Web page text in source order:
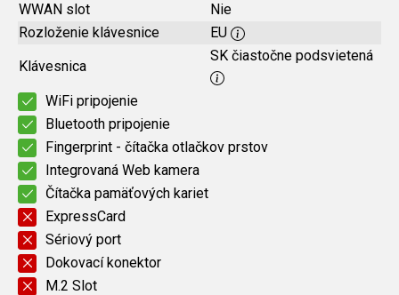
WWAN slot
Nie
Rozloženie klávesnice
EU
Klávesnica
SK čiastočne podsvietená
WiFi pripojenie
Bluetooth pripojenie
Fingerprint - čítačka otlačkov prstov
Integrovaná Web kamera
Čítačka pamäťových kariet
ExpressCard
Sériový port
Dokovací konektor
M.2 Slot